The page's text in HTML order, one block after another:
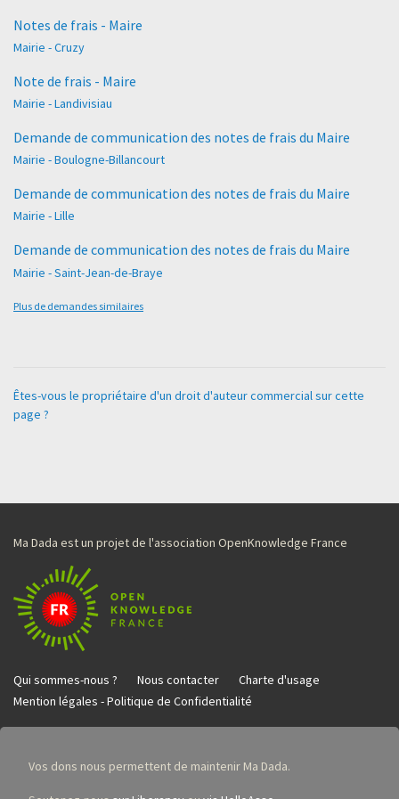
Notes de frais - Maire
Mairie - Cruzy
Note de frais - Maire
Mairie - Landivisiau
Demande de communication des notes de frais du Maire
Mairie - Boulogne-Billancourt
Demande de communication des notes de frais du Maire
Mairie - Lille
Demande de communication des notes de frais du Maire
Mairie - Saint-Jean-de-Braye
Plus de demandes similaires
Êtes-vous le propriétaire d'un droit d'auteur commercial sur cette
page ?
Ma Dada est un projet de l'association OpenKnowledge France
Qui sommes-nous ? Nous contacter
Charte d'usage
Mention légales - Politique de Confidentialité
Vos dons nous permettent de maintenir Ma Dada.